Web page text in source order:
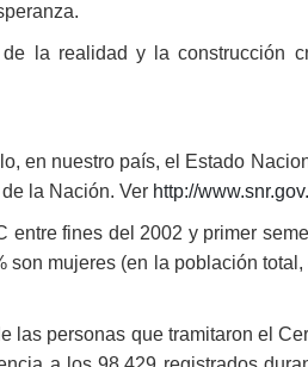
la realidad y la construcción
en nuestro país, el Estado
la Nación. Ver http://
fines del 2002 y primer
son mujeres (en la población total,
las personas que tramitaron el